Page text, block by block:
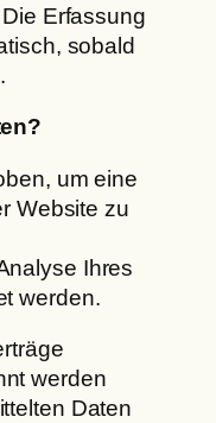
Erfassung
sobald
um eine
Website zu
Ihres
werden.
werden
Daten